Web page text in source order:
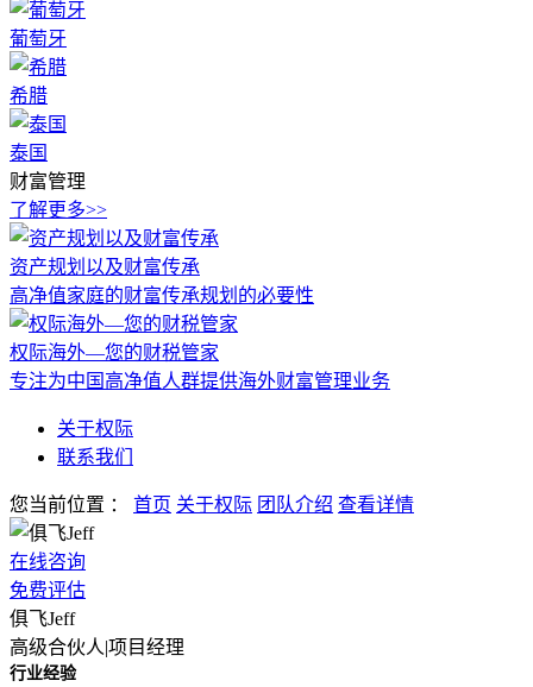
葡萄牙
希腊
泰国
财富管理
了解更多>>
资产规划以及财富传承
高净值家庭的财富传承规划的必要性
权际海外—您的财税管家
专注为中国高净值人群提供海外财富管理业务
关于权际
联系我们
您当前位置 ： 首页 关于权际 团队介绍 查看详情
在线咨询
免费评估
俱飞Jeff
高级合伙人|项目经理
行业经验